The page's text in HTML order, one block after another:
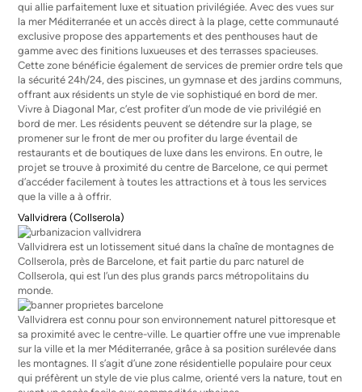
qui allie parfaitement luxe et situation privilégiée. Avec des vues sur
la mer Méditerranée et un accès direct à la plage, cette communauté
exclusive propose des appartements et des penthouses haut de
gamme avec des finitions luxueuses et des terrasses spacieuses.
Cette zone bénéficie également de services de premier ordre tels que
la sécurité 24h/24, des piscines, un gymnase et des jardins communs,
offrant aux résidents un style de vie sophistiqué en bord de mer.
Vivre à Diagonal Mar, c’est profiter d’un mode de vie privilégié en
bord de mer. Les résidents peuvent se détendre sur la plage, se
promener sur le front de mer ou profiter du large éventail de
restaurants et de boutiques de luxe dans les environs. En outre, le
projet se trouve à proximité du centre de Barcelone, ce qui permet
d’accéder facilement à toutes les attractions et à tous les services
que la ville a à offrir.
Vallvidrera (Collserola)
Vallvidrera est un lotissement situé dans la chaîne de montagnes de
Collserola, près de Barcelone, et fait partie du parc naturel de
Collserola, qui est l’un des plus grands parcs métropolitains du
monde.
Vallvidrera est connu pour son environnement naturel pittoresque et
sa proximité avec le centre-ville. Le quartier offre une vue imprenable
sur la ville et la mer Méditerranée, grâce à sa position surélevée dans
les montagnes. Il s’agit d’une zone résidentielle populaire pour ceux
qui préfèrent un style de vie plus calme, orienté vers la nature, tout en